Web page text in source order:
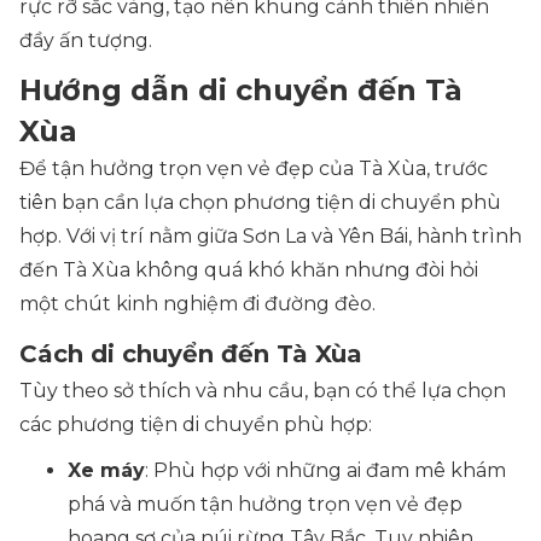
rực rỡ sắc vàng, tạo nên khung cảnh thiên nhiên
đầy ấn tượng.
Hướng dẫn di chuyển đến Tà
Xùa
Để tận hưởng trọn vẹn vẻ đẹp của Tà Xùa, trước
tiên bạn cần lựa chọn phương tiện di chuyển phù
hợp. Với vị trí nằm giữa Sơn La và Yên Bái, hành trình
đến Tà Xùa không quá khó khăn nhưng đòi hỏi
một chút kinh nghiệm đi đường đèo.
Cách di chuyển đến Tà Xùa
Tùy theo sở thích và nhu cầu, bạn có thể lựa chọn
các phương tiện di chuyển phù hợp:
Xe máy: Phù hợp với những ai đam mê khám
phá và muốn tận hưởng trọn vẹn vẻ đẹp